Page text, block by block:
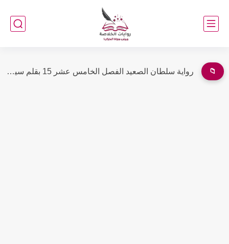
📁 رواية ليلة واحدة لا تكفي الفصل السابع والعشرون 27 بقلم...